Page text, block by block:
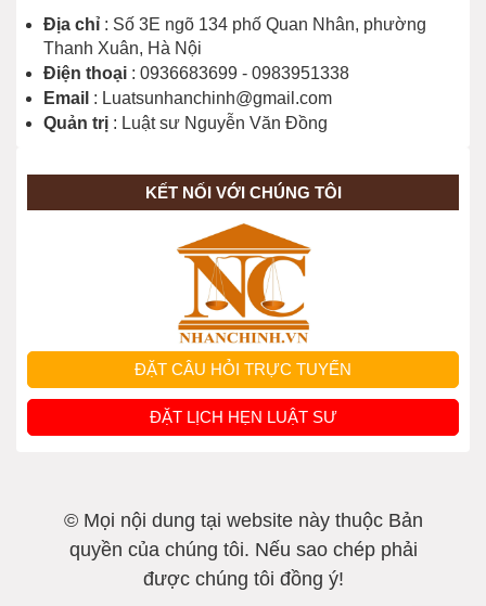
Địa chỉ : Số 3E ngõ 134 phố Quan Nhân, phường
Thanh Xuân, Hà Nội
Điện thoại : 0936683699 - 0983951338
Email : Luatsunhanchinh@gmail.com
Quản trị : Luật sư Nguyễn Văn Đồng
KẾT NỐI VỚI CHÚNG TÔI
ĐẶT CÂU HỎI TRỰC TUYẾN
ĐẶT LỊCH HẸN LUẬT SƯ
© Mọi nội dung tại website này thuộc Bản
quyền của chúng tôi. Nếu sao chép phải
được chúng tôi đồng ý!